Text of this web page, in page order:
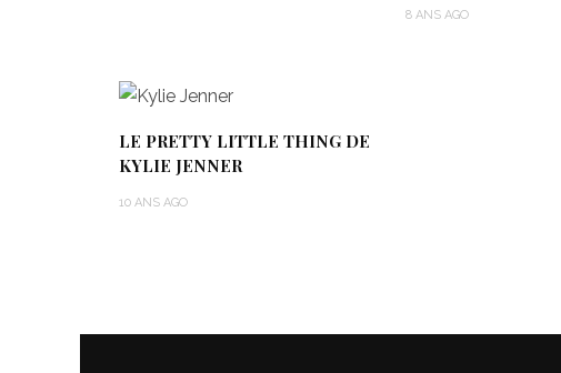
8 ANS AGO
LE PRETTY LITTLE THING DE
KYLIE JENNER
10 ANS AGO